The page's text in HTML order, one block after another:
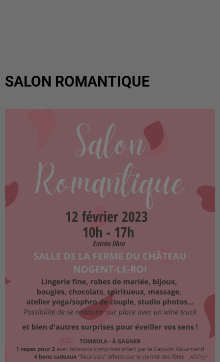
SALON ROMANTIQUE